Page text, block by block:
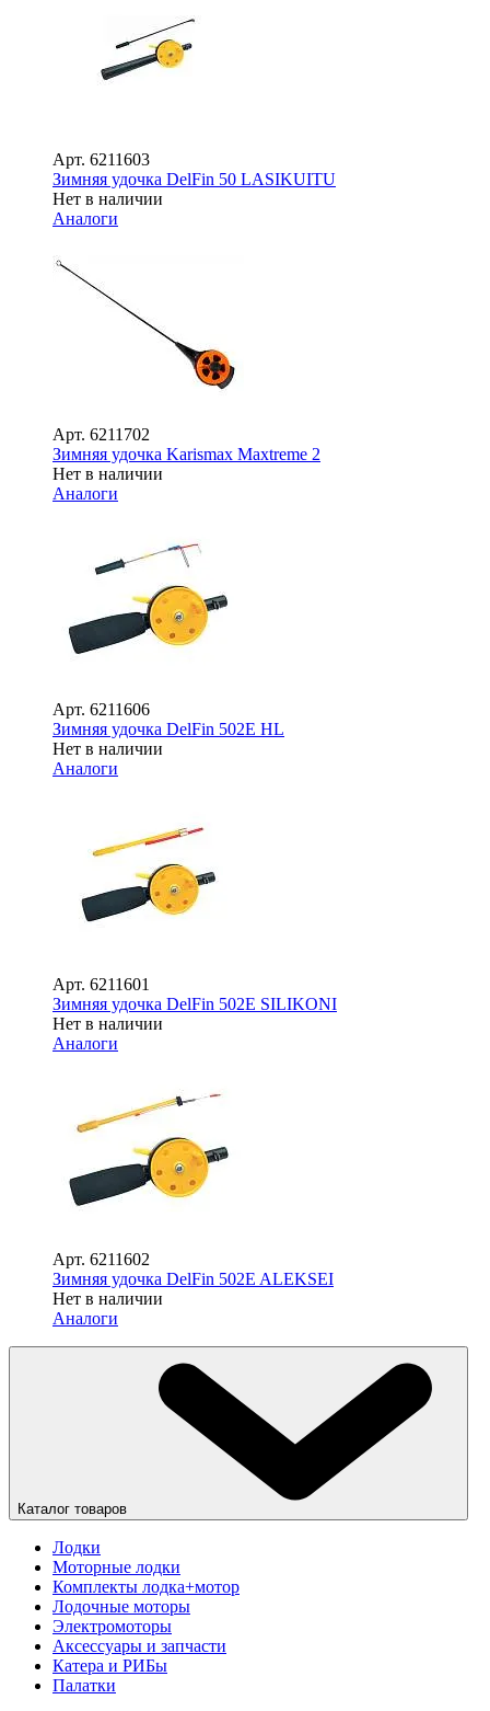
Арт. 6211603
Зимняя удочка DelFin 50 LASIKUITU
Нет в наличии
Аналоги
Арт. 6211702
Зимняя удочка Karismax Maxtreme 2
Нет в наличии
Аналоги
Арт. 6211606
Зимняя удочка DelFin 502E HL
Нет в наличии
Аналоги
Арт. 6211601
Зимняя удочка DelFin 502E SILIKONI
Нет в наличии
Аналоги
Арт. 6211602
Зимняя удочка DelFin 502E ALEKSEI
Нет в наличии
Аналоги
Каталог товаров
Лодки
Моторные лодки
Комплекты лодка+мотор
Лодочные моторы
Электромоторы
Аксессуары и запчасти
Катера и РИБы
Палатки